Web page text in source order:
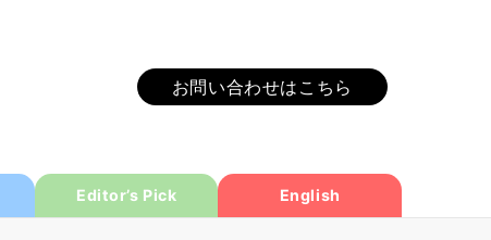
お問い合わせはこちら
Editor’s Pick English